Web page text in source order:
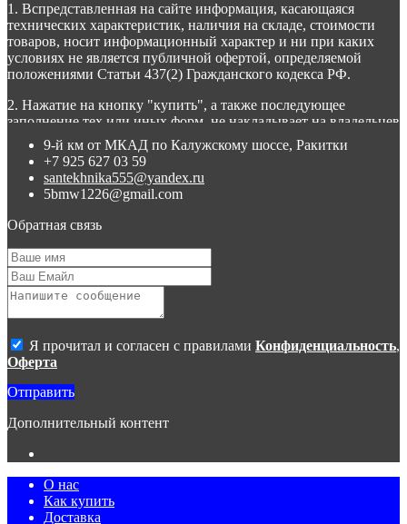
1. Вспредставленная на сайте информация, касающаяся
технических характеристик, наличия на складе, стоимости
товаров, носит информационный характер и ни при каких
условиях не является публичной офертой, определяемой
положениями Статьи 437(2) Гражданского кодекса РФ.
2. Нажатие на кнопку "купить", а также последующее
заполнение тех или иных форм, не накладывает на владельцев
сайта никаких обязательств.
3. Присланное по e-mail сообщение, содержащее копию
заполненной формы заявки на сайте, не является ответом на
сообщение потребителя или подтверждением заказа со
стороны владельцев сайта.
4. Все материалы, размещенные на сайте, являются
собственностью владельцев сайта, либо собственностью
организаций, с которыми у владельцев сайта есть соглашение
о размещении материалов. Копирование любой информации
может повлечь за собой уголовное преследование.
9-й км от МКАД по Калужскому шоссе, Ракитки
+7 925 627 03 59
santekhnika555@yandex.ru
5bmw1226@gmail.com
Обратная связь
Я прочитал и согласен с правилами Конфиденциальность,
Оферта
Отправить
Дополнительный контент
О нас
Как купить
Доставка